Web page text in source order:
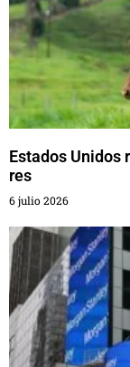
Estados Unidos
res
6 julio 2026